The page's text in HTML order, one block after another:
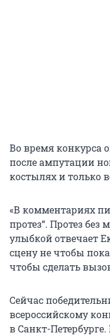
Во время конкурса
после ампутации
костылях и только
«В комментариях
протез“. Протез
улыбкой отвечает
сцену не чтобы
чтобы сделать
Сейчас
всероссийскому
в Санкт-